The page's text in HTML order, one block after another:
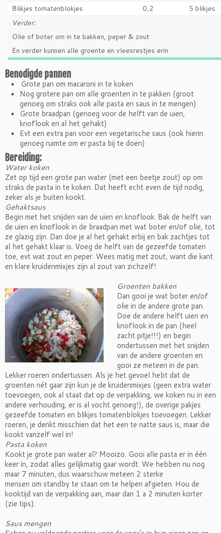
Blikjes tomatenblokjes
0,2
5 blikjes
Verder:
Olie of boter om in te bakken, peper & zout
En verder kunnen alle groente en vleesrestjes erin
Benodigde pannen
Grote pan om macaroni in te koken
Nog grotere pan om alle groenten in te pakken (groot
genoeg om straks ook alle pasta en saus in te mengen)
Grote braadpan (genoeg voor de helft van de uien,
knoflook en al het gehakt)
Evt een extra pan voor een vegetarische saus (ook hierin
genoeg ruimte om er pasta bij te doen)
Bereiding:
Water koken
Zet op tijd een grote pan water (met een beetje zout) op om
straks de pasta in te koken. Dat heeft echt even de tijd nodig,
zeker als je buiten kookt.
Gehaktsaus
Begin met het snijden van de uien en knoflook. Bak de helft van
de uien en knoflook in de braadpan met wat boter en/of olie, tot
ze glazig zijn. Dan doe je al het gehakt erbij en bak zachtjes tot
al het gehakt klaar is. Voeg de helft van de gezeefde tomaten
toe, evt wat zout en peper. Wees matig met zout, want die kant
en klare kruidenmixjes zijn al zout van zichzelf!
Groenten bakken
Dan gooi je wat boter en/of
olie in de andere grote pan.
Doe de andere helft uien en
knoflook in de pan (heel
zacht pitje!!!) en begin
ondertussen met het snijden
van de andere groenten en
gooi ze meteen in de pan.
Lekker roeren ondertussen. Als je het gevoel hebt dat de
groenten nét gaar zijn kun je de kruidenmixjes (geen extra water
toevoegen, ook al staat dat op de verpakking, we koken nu in een
andere verhouding, er is al vocht genoeg!), de overige pakjes
gezeefde tomaten en blikjes tomatenblokjes toevoegen. Lekker
roeren, je denkt misschien dat het een te natte saus is, maar die
kookt vanzelf wel in!
Pasta koken
Kookt je grote pan water al? Mooizo. Gooi alle pasta er in één
keer in, zodat alles gelijkmatig gaar wordt. We hebben nu nog
maar 7 minuten, dus waarschuw meteen 2 sterke
mensen om standby te staan om te helpen afgieten. Hou de
kooktijd van de verpakking aan, maar dan 1 a 2 minuten korter
(zie tips).
Saus mengen